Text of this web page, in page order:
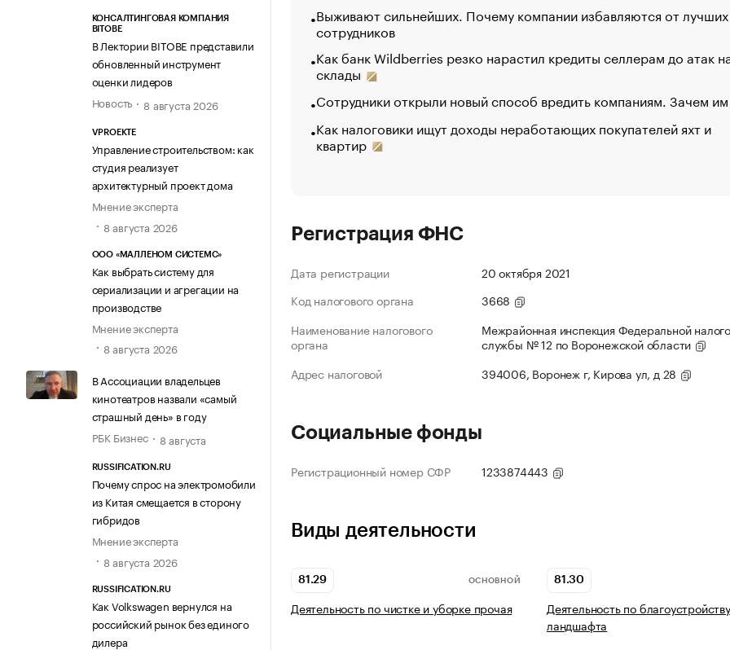
КОНСАЛТИНГОВАЯ КОМПАНИЯ
BITOBE
В Лектории BITOBE представили
обновленный инструмент
оценки лидеров
Новость
8 августа 2026
VPROEKTE
Управление строительством: как
студия реализует
архитектурный проект дома
Мнение эксперта
8 августа 2026
ООО «МАЛЛЕНОМ СИСТЕМС»
Как выбрать систему для
сериализации и агрегации на
производстве
Мнение эксперта
8 августа 2026
В Ассоциации владельцев
кинотеатров назвали «самый
страшный день» в году
РБК Бизнес
8 августа
RUSSIFICATION.RU
Почему спрос на электромобили
из Китая смещается в сторону
гибридов
Мнение эксперта
8 августа 2026
RUSSIFICATION.RU
Как Volkswagen вернулся на
российский рынок без единого
дилера
Выживают сильнейших. Почему компании избавляются от лучших
сотрудников
Как банк Wildberries резко нарастил кредиты селлерам до атак
склады
Сотрудники открыли новый способ вредить компаниям. Зачем
Как налоговики ищут доходы неработающих покупателей яхт и
квартир
Регистрация ФНС
Дата регистрации
20 октября 2021
Код налогового органа
3668
Наименование налогового
органа
Межрайонная инспекция Федеральной
службы № 12 по Воронежской области
Адрес налоговой
394006, Воронеж г, Кирова ул, д 28
Социальные фонды
Регистрационный номер СФР 1233874443
Виды деятельности
81.29 ОСНОВНОЙ
Деятельность по чистке и уборке прочая
81.30
Деятельность по благоустройству
ландшафта